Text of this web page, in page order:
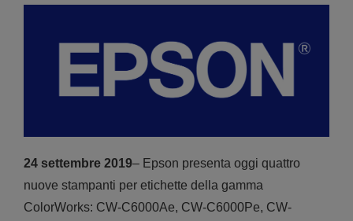
24 settembre 2019– Epson presenta oggi quattro
nuove stampanti per etichette della gamma
ColorWorks: CW-C6000Ae, CW-C6000Pe, CW-